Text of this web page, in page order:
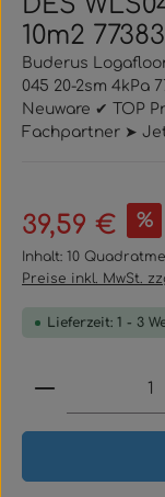
10m2
Buderus
045 20-2sm 4kPa
Neuware ✔ TOP
Fachpartner ➤
Verkaufspreis:
39,59 € %
Inhalt: 10
Preise inkl. MwSt.
Lieferzeit: 1 - 3
Produkt